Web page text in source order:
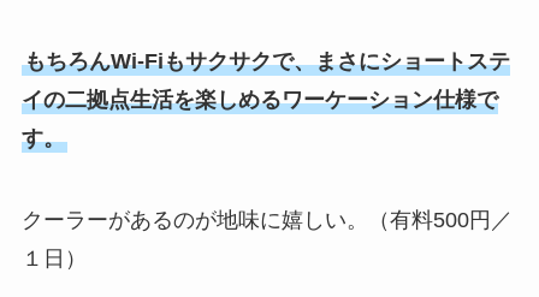
もちろんWi-Fiもサクサクで、まさにショートステ
イの二拠点生活を楽しめるワーケーション仕様で
す。
クーラーがあるのが地味に嬉しい。（有料500円／
１日）